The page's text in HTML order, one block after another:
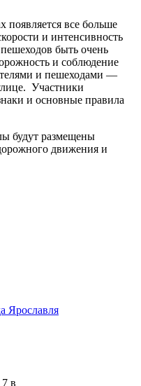
все больше
и интенсивность
быть очень
и соблюдение
и пешеходами —
Участники
и основные правила
будут размещены
движения и
Ярославля
в